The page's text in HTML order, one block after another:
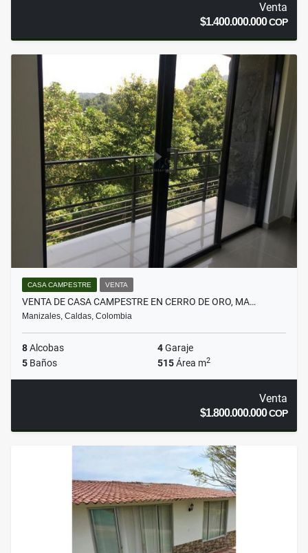
Venta
$1.400.000.000COP
CASA CAMPESTRE VENTA
VENTA DE CASA CAMPESTRE EN CERRO DE ORO, MA…
Manizales, Caldas, Colombia
8Alcobas 4Garaje
5 Baños 515Área m2
Venta
$1.800.000.000COP